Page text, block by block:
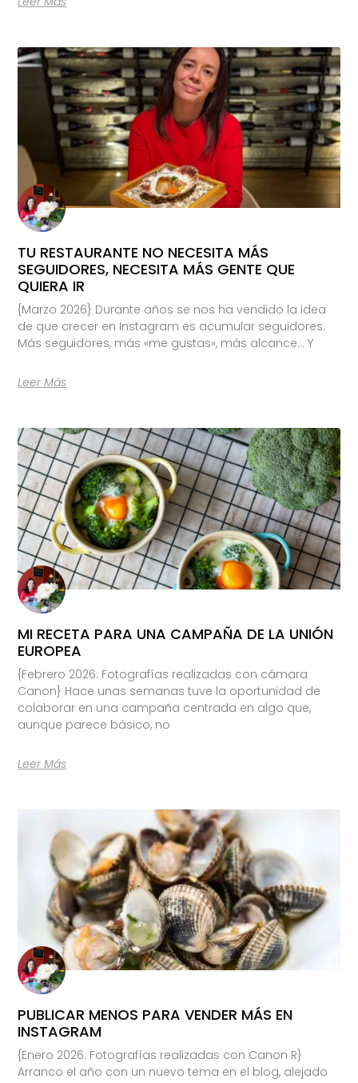
TU RESTAURANTE NO NECESITA MÁS
SEGUIDORES, NECESITA MÁS GENTE QUE
QUIERA IR
{Marzo 2026} Durante años se nos ha vendido la idea
de que crecer en Instagram es acumular seguidores.
Más seguidores, más «me gustas», más alcance… Y
Leer Más
MI RECETA PARA UNA CAMPAÑA DE LA UNIÓN
EUROPEA
{Febrero 2026. Fotografías realizadas con cámara
Canon} Hace unas semanas tuve la oportunidad de
colaborar en una campaña centrada en algo que,
aunque parece básico, no
Leer Más
PUBLICAR MENOS PARA VENDER MÁS EN
INSTAGRAM
{Enero 2026. Fotografías realizadas con Canon R}
Arranco el año con un nuevo tema en el blog, alejado